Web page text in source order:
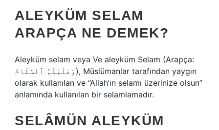
ALEYKÜM SELAM
ARAPÇA NE DEMEK?
Aleyküm selam veya Ve aleyküm Selam (Arapça:
وَعَلَيْكُمُ ٱلسَّلَامُ), Müslümanlar tarafından yaygın
olarak kullanılan ve “Allah’ın selamı üzerinize olsun”
anlamında kullanılan bir selamlamadır.
SELÂMÜN ALEYKÜM